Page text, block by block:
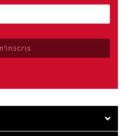
the privacy policy to subscribe to